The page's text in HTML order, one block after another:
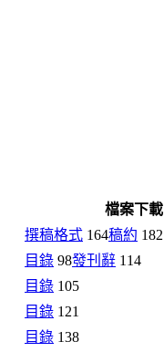
檔案下載
撰稿格式 164稿約 182
目錄 98發刊辭 114
目錄 105
目錄 121
目錄 138